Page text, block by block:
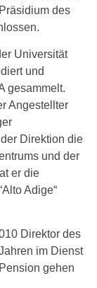
des
Universität
und
gesammelt.
Angestellter
Direktion die
und der
er die
Adige“
Direktor des
im Dienst
gehen